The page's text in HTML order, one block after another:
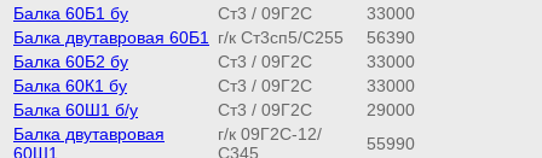
Балка 60Б1 бу
Ст3 / 09Г2С
33000
Балка двутавровая 60Б1
г/к Cт3сп5/С255
56390
Балка 60Б2 бу
Ст3 / 09Г2С
33000
Балка 60К1 бу
Ст3 / 09Г2С
33000
Балка 60Ш1 б/у
Ст3 / 09Г2С
29000
Балка двутавровая
60Ш1
г/к 09Г2С-12/
С345
55990